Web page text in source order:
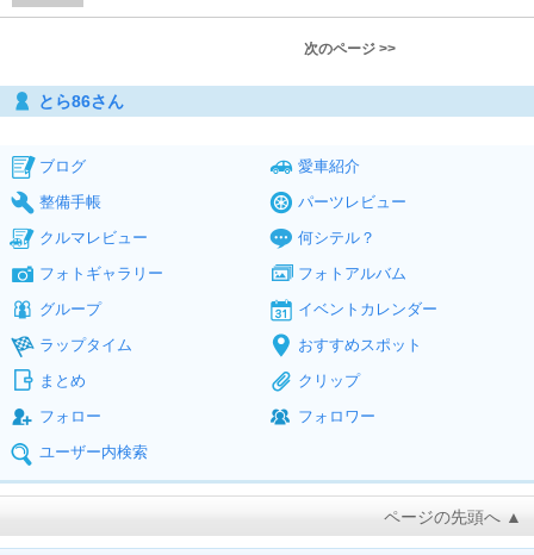
次のページ >>
とら86さん
ブログ
愛車紹介
整備手帳
パーツレビュー
クルマレビュー
何シテル？
フォトギャラリー
フォトアルバム
グループ
イベントカレンダー
ラップタイム
おすすめスポット
まとめ
クリップ
フォロー
フォロワー
ユーザー内検索
ページの先頭へ ▲